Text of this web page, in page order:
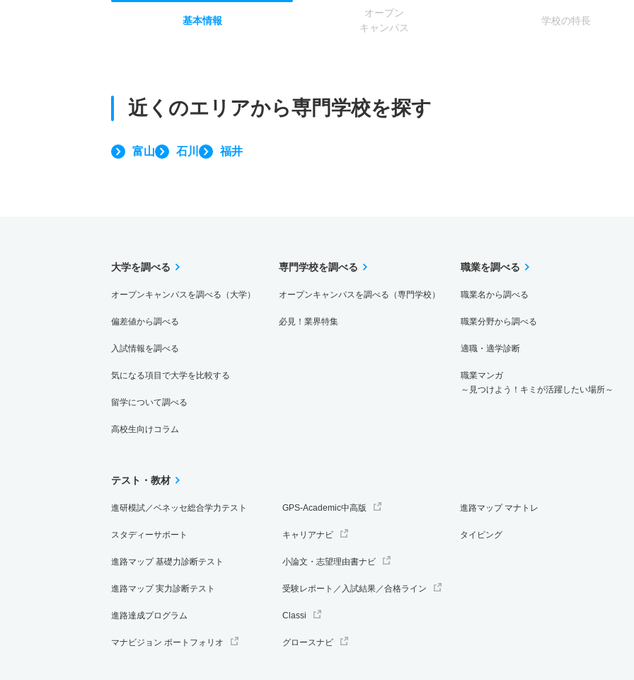
基本情報
オープン
キャンパス
学校の特長
近くのエリアから専門学校を探す
富山 石川 福井
大学を調べる
オープンキャンパスを調べる（大学）
偏差値から調べる
入試情報を調べる
気になる項目で大学を比較する
留学について調べる
高校生向けコラム
専門学校を調べる
オープンキャンパスを調べる（専門学校）
必見！業界特集
職業を調べる
職業名から調べる
職業分野から調べる
適職・適学診断
職業マンガ
～見つけよう！キミが活躍したい場所～
テスト・教材
進研模試／ベネッセ総合学力テスト
スタディーサポート
進路マップ 基礎力診断テスト
進路マップ 実力診断テスト
進路達成プログラム
マナビジョン ポートフォリオ
GPS-Academic中高版
キャリアナビ
小論文・志望理由書ナビ
受験レポート／入試結果／合格ライン
Classi
グロースナビ
進路マップ マナトレ
タイピング